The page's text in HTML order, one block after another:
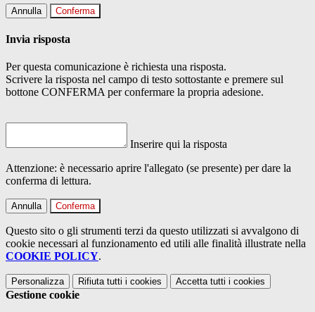
Annulla Conferma
Invia risposta
Per questa comunicazione è richiesta una risposta.
Scrivere la risposta nel campo di testo sottostante e premere sul
bottone CONFERMA per confermare la propria adesione.
Inserire qui la risposta
Attenzione: è necessario aprire l'allegato (se presente) per dare la
conferma di lettura.
Annulla Conferma
Questo sito o gli strumenti terzi da questo utilizzati si avvalgono di
cookie necessari al funzionamento ed utili alle finalità illustrate nella
COOKIE POLICY.
Personalizza Rifiuta tutti i cookies Accetta tutti i cookies
Gestione cookie